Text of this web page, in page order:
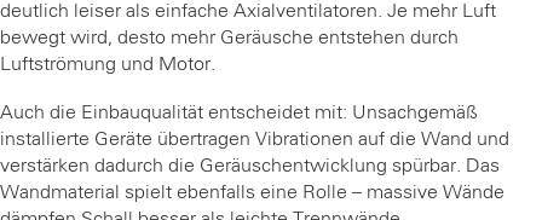
deutlich leiser als einfache Axialventilatoren. Je mehr Luft
bewegt wird, desto mehr Geräusche entstehen durch
Luftströmung und Motor.
Auch die Einbauqualität entscheidet mit: Unsachgemäß
installierte Geräte übertragen Vibrationen auf die Wand und
verstärken dadurch die Geräuschentwicklung spürbar. Das
Wandmaterial spielt ebenfalls eine Rolle – massive Wände